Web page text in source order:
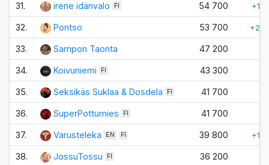
31. irene idänvalo FI 54 700
32. Pontso 53 700
33. Sampon Taonta 47 200
34. Koivuniemi FI 43 300
35. Seksikäs Suklaa & Dosdela FI 41 700
36. SuperPottumies FI 41 700
37. Varusteleka EN FI 39 800
38. JossuTossu FI 36 200